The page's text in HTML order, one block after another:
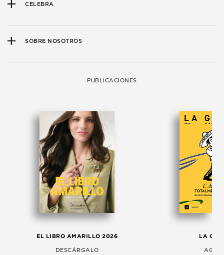
CELEBRA
SOBRE NOSOTROS
PUBLICACIONES
EL LIBRO AMARILLO 2026
DESCÁRGALO
LA